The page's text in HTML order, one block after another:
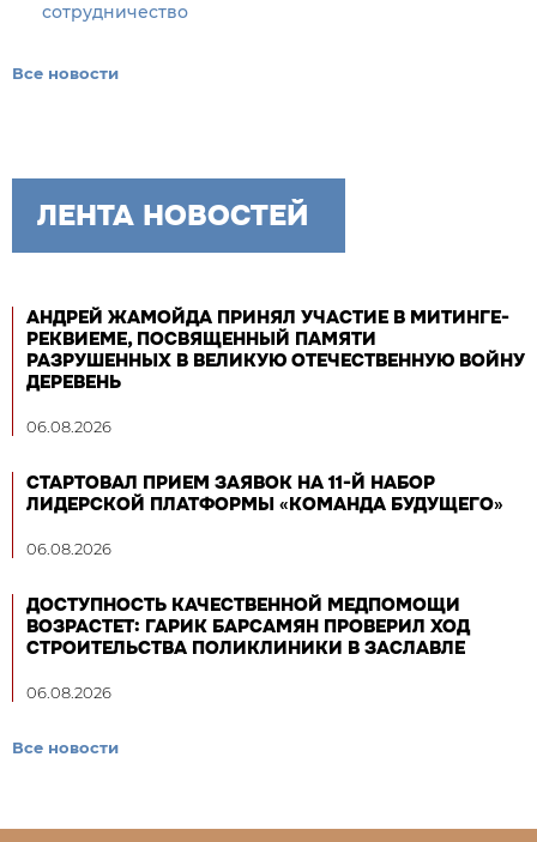
сотрудничество
Все новости
ЛЕНТА НОВОСТЕЙ
АНДРЕЙ ЖАМОЙДА ПРИНЯЛ УЧАСТИЕ В МИТИНГЕ-
РЕКВИЕМЕ, ПОСВЯЩЕННЫЙ ПАМЯТИ
РАЗРУШЕННЫХ В ВЕЛИКУЮ ОТЕЧЕСТВЕННУЮ ВОЙНУ
ДЕРЕВЕНЬ
06.08.2026
СТАРТОВАЛ ПРИЕМ ЗАЯВОК НА 11-Й НАБОР
ЛИДЕРСКОЙ ПЛАТФОРМЫ «КОМАНДА БУДУЩЕГО»
06.08.2026
ДОСТУПНОСТЬ КАЧЕСТВЕННОЙ МЕДПОМОЩИ
ВОЗРАСТЕТ: ГАРИК БАРСАМЯН ПРОВЕРИЛ ХОД
СТРОИТЕЛЬСТВА ПОЛИКЛИНИКИ В ЗАСЛАВЛЕ
06.08.2026
Все новости